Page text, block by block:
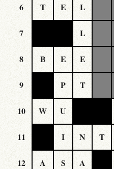
6 T E L
7 L
8 B E E
9 P T
10 W U
11 I N T
12 A S A